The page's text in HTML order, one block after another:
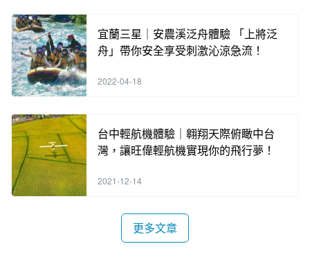
宜蘭三星｜安農溪泛舟體驗 「上將泛
舟」帶你安全享受刺激沁涼急流！
2022-04-18
台中輕航機體驗｜翱翔天際俯瞰中台
灣，讓旺偉輕航機實現你的飛行夢！
2021-12-14
更多文章